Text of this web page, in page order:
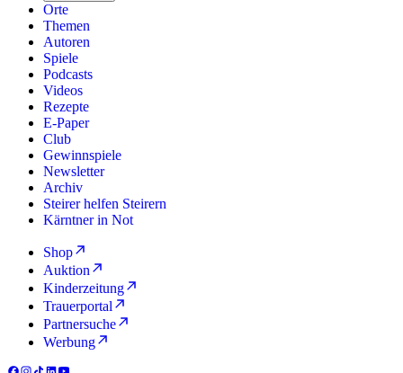
Orte
Themen
Autoren
Spiele
Podcasts
Videos
Rezepte
E-Paper
Club
Gewinnspiele
Newsletter
Archiv
Steirer helfen Steirern
Kärntner in Not
Shop
Auktion
Kinderzeitung
Trauerportal
Partnersuche
Werbung